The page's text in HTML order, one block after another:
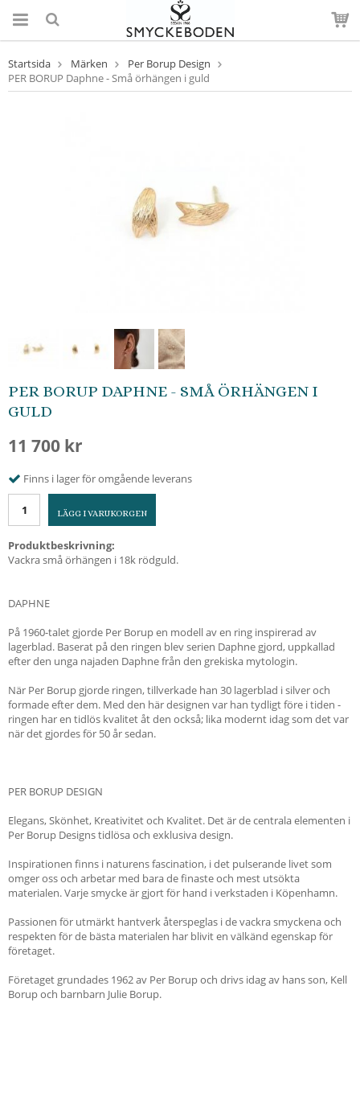
Startsida Märken
Per Borup Design
PER BORUP Daphne - Små örhängen i guld
PER BORUP DAPHNE - SMÅ ÖRHÄNGEN I
GULD
11 700 kr
Finns i lager för omgående leverans
LÄGG I VARUKORGEN
Produktbeskrivning:
Vackra små örhängen i 18k rödguld.
DAPHNE
På 1960-talet gjorde Per Borup en modell av en ring inspirerad av
lagerblad. Baserat på den ringen blev serien Daphne gjord, uppkallad
efter den unga najaden Daphne från den grekiska mytologin.
När Per Borup gjorde ringen, tillverkade han 30 lagerblad i silver och
formade efter dem. Med den här designen var han tydligt före i tiden -
ringen har en tidlös kvalitet åt den också; lika modernt idag som det var
när det gjordes för 50 år sedan.
PER BORUP DESIGN
Elegans, Skönhet, Kreativitet och Kvalitet. Det är de centrala elementen i
Per Borup Designs tidlösa och exklusiva design.
Inspirationen finns i naturens fascination, i det pulserande livet som
omger oss och arbetar med bara de finaste och mest utsökta
materialen. Varje smycke är gjort för hand i verkstaden i Köpenhamn.
Passionen för utmärkt hantverk återspeglas i de vackra smyckena och
respekten för de bästa materialen har blivit en välkänd egenskap för
företaget.
Företaget grundades 1962 av Per Borup och drivs idag av hans son, Kell
Borup och barnbarn Julie Borup.